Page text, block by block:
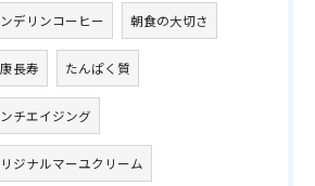
デリンコーヒー 朝食の大切さ
長寿 たんぱく質
チエイジング
ジナルマーユクリーム